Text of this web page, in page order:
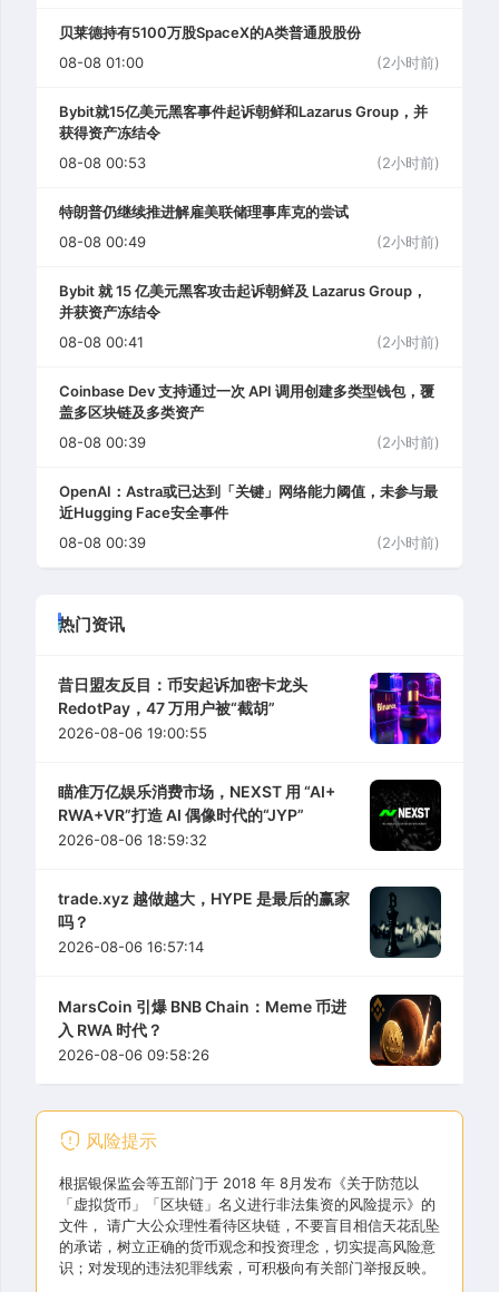
贝莱德持有5100万股SpaceX的A类普通股股份
08-08 01:00
(2小时前)
Bybit就15亿美元黑客事件起诉朝鲜和Lazarus Group，并
获得资产冻结令
08-08 00:53
(2小时前)
特朗普仍继续推进解雇美联储理事库克的尝试
08-08 00:49
(2小时前)
Bybit 就 15 亿美元黑客攻击起诉朝鲜及 Lazarus Group，
并获资产冻结令
08-08 00:41
(2小时前)
Coinbase Dev 支持通过一次 API 调用创建多类型钱包，覆
盖多区块链及多类资产
08-08 00:39
(2小时前)
OpenAI：Astra或已达到「关键」网络能力阈值，未参与最
近Hugging Face安全事件
08-08 00:39
(2小时前)
热门资讯
昔日盟友反目：币安起诉加密卡龙头
RedotPay，47 万用户被“截胡”
2026-08-06 19:00:55
瞄准万亿娱乐消费市场，NEXST 用 “AI+
RWA+VR”打造 AI 偶像时代的“JYP”
2026-08-06 18:59:32
trade.xyz 越做越大，HYPE 是最后的赢家
吗？
2026-08-06 16:57:14
MarsCoin 引爆 BNB Chain：Meme 币进
入 RWA 时代？
2026-08-06 09:58:26
风险提示
根据银保监会等五部门于 2018 年 8月发布《关于防范以
「虚拟货币」「区块链」名义进行非法集资的风险提示》的
文件， 请广大公众理性看待区块链，不要盲目相信天花乱坠
的承诺，树立正确的货币观念和投资理念，切实提高风险意
识；对发现的违法犯罪线索，可积极向有关部门举报反映。